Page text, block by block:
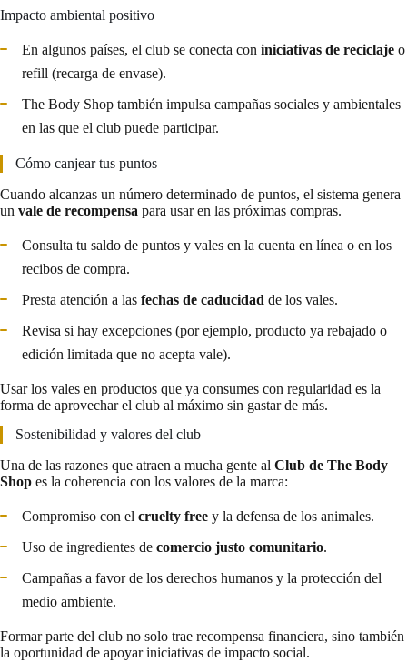
Impacto ambiental positivo
En algunos países, el club se conecta con iniciativas de reciclaje o
refill (recarga de envase).
The Body Shop también impulsa campañas sociales y ambientales
en las que el club puede participar.
Cómo canjear tus puntos
Cuando alcanzas un número determinado de puntos, el sistema genera
un vale de recompensa para usar en las próximas compras.
Consulta tu saldo de puntos y vales en la cuenta en línea o en los
recibos de compra.
Presta atención a las fechas de caducidad de los vales.
Revisa si hay excepciones (por ejemplo, producto ya rebajado o
edición limitada que no acepta vale).
Usar los vales en productos que ya consumes con regularidad es la
forma de aprovechar el club al máximo sin gastar de más.
Sostenibilidad y valores del club
Una de las razones que atraen a mucha gente al Club de The Body
Shop es la coherencia con los valores de la marca:
Compromiso con el cruelty free y la defensa de los animales.
Uso de ingredientes de comercio justo comunitario.
Campañas a favor de los derechos humanos y la protección del
medio ambiente.
Formar parte del club no solo trae recompensa financiera, sino también
la oportunidad de apoyar iniciativas de impacto social.